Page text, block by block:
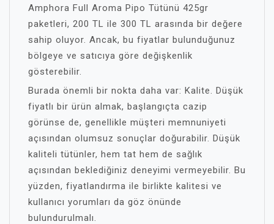
Amphora Full Aroma Pipo Tütünü 425gr
paketleri, 200 TL ile 300 TL arasında bir değere
sahip oluyor. Ancak, bu fiyatlar bulunduğunuz
bölgeye ve satıcıya göre değişkenlik
gösterebilir.
Burada önemli bir nokta daha var: Kalite. Düşük
fiyatlı bir ürün almak, başlangıçta cazip
görünse de, genellikle müşteri memnuniyeti
açısından olumsuz sonuçlar doğurabilir. Düşük
kaliteli tütünler, hem tat hem de sağlık
açısından beklediğiniz deneyimi vermeyebilir. Bu
yüzden, fiyatlandırma ile birlikte kalitesi ve
kullanıcı yorumları da göz önünde
bulundurulmalı.